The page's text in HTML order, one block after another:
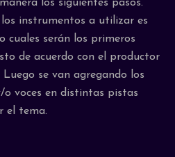
los siguientes pasos.
instrumentos a utilizar es
cuales serán los primeros
de acuerdo con el productor
se van agregando los
voces en distintas pistas
el tema.